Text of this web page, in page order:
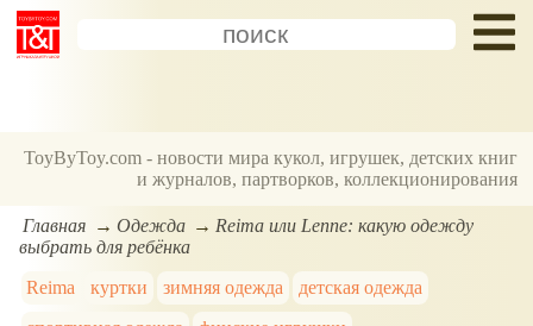
ToyByToy.com - новости мира кукол, игрушек, детских книг
и журналов, партворков, коллекционирования
Главная Одежда
Reima или Lenne: какую одежду
выбрать для ребёнка
Reima
куртки зимняя одежда
детская одежда